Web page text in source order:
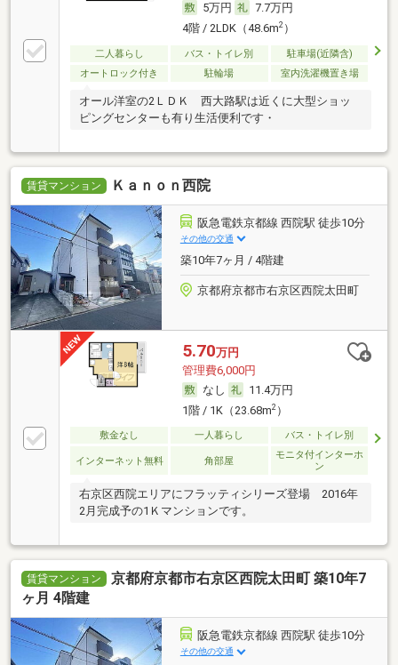
5万円
7.7万円
4階 / 2LDK（48.6m2）
二人暮らし バス・トイレ別
駐車場(近隣含)
オートロック付き
駐輪場 室内洗濯機置き場
オール洋室の2ＬＤＫ 西大路駅は近くに大型ショッ
ピングセンターも有り生活便利です・
賃貸マンション Ｋａｎｏｎ西院
阪急電鉄京都線 西院駅 徒歩10分
その他の交通
築10年7ヶ月 / 4階建
京都府京都市右京区西院太田町
5.70万円
管理費6,000円
なし
11.4万円
1階 / 1K（23.68m2）
敷金なし 一人暮らし バス・トイレ別
インターネット無料 角部屋
モニタ付インターホ
ン
右京区西院エリアにフラッティシリーズ登場 2016年
2月完成予の1Ｋマンションです。
賃貸マンション
京都府京都市右京区西院太田町 築10年7
ヶ月 4階建
阪急電鉄京都線 西院駅 徒歩10分
その他の交通